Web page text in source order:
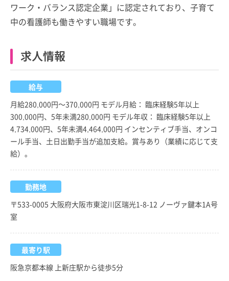
ワーク・バランス認定企業」に認定されており、子育て
中の看護師も働きやすい職場です。
求人情報
給与
月給280,000円～370,000円 モデル月給： 臨床経験5年以上
300,000円、5年未満280,000円 モデル年収： 臨床経験5年以上
4,734,000円、5年未満4,464,000円 インセンティブ手当、オンコ
ール手当、土日出勤手当が追加支給。賞与あり（業績に応じて支
給）。
勤務地
〒533-0005 大阪府大阪市東淀川区瑞光1-8-12 ノーヴァ鍵本1A号
室
最寄り駅
阪急京都本線 上新庄駅から徒歩5分